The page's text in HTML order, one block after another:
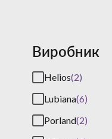
Виробник
Helios(2)
Lubiana(6)
Porland(2)